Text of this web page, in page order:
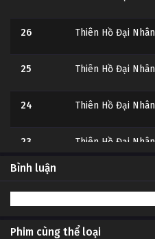
26 Thiên Hồ Đại
25 Thiên Hồ Đại
24 Thiên Hồ Đại
23 Thiên Hồ Đại
22 Thiên Hồ Đại
Bình luận
Phim cùng thể loại